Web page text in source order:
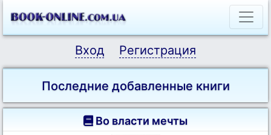
Вход Регистрация
Последние добавленные книги
Во власти мечты